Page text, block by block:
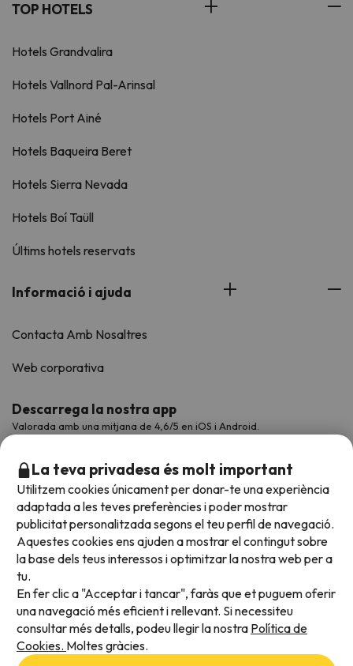
TOP HOTELS
Hotels Grandvalira
Hotels Vallnord Pal-Arinsal
Hotels Port Ainé
Hotels Baqueira Beret
Hotels Sierra Nevada
Hotels Boí Taüll
Últims hotels reservats
Informació i ajuda
Contacta Amb Nosaltres
Web corporativa
Descarrega la nostra app
Valorada amb una mitjana de 4,6/5 en iOS i Android.
Acceptem
La teva privadesa és molt important
Utilitzem cookies únicament per donar-te una experiència
adaptada a les teves preferències i poder mostrar
publicitat personalitzada segons el teu perfil de navegació.
Aquestes cookies ens ajuden a mostrar el contingut sobre
la base dels teus interessos i optimitzar la nostra web per a
tu.
En fer clic a "Acceptar i tancar", faràs que et puguem oferir
una navegació més eficient i rellevant. Si necessiteu
consultar més detalls, podeu llegir la nostra Política de
Cookies. Moltes gràcies.